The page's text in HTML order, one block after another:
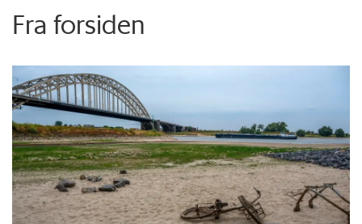
Fra forsiden